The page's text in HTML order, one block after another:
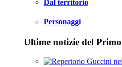
Dal territorio
Personaggi
Ultime notizie del